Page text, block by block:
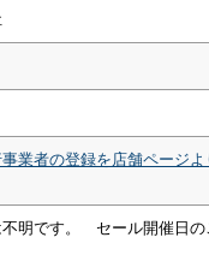
業者の登録を店舗ページよ
不明です。 セール開催日の